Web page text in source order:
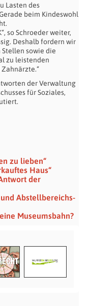
Lasten des
beim Kindeswohl
so Schroeder weiter,
Deshalb fordern wir
sowie die
zu leistenden
der Verwaltung
für Soziales,
zu lieben“
Haus“
der
Abstellbereichs-
Museumsbahn?